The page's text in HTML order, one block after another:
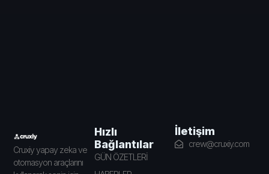
Cruxiy yapay zeka ve
otomasyon araçlarını
Hızlı
Bağlantılar
GÜN ÖZETLERİ
İletişim
crew@cruxiy.com